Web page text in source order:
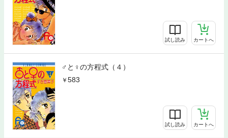
試し読み カートへ
♂と♀の方程式（４）
583
試し読み カートへ